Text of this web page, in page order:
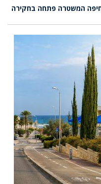
המשטרה פתחה בחקירה